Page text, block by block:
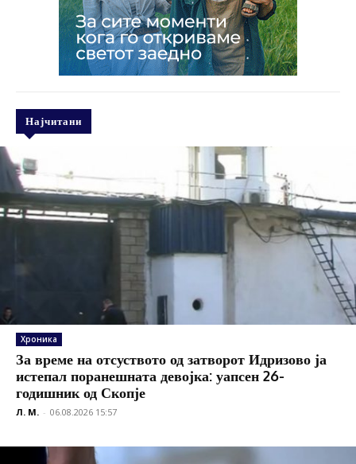
Најчитани
Хроника
За време на отсуството од затворот Идризово ја
истепал поранешната девојка: уапсен 26-
годишник од Скопје
Л. М. - 06.08.2026 15:57